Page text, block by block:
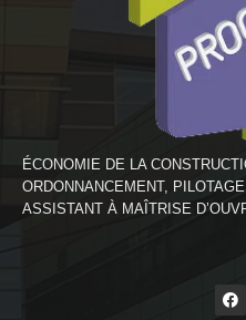
ÉCONOMIE DE LA
ORDONNANCEMENT,
ASSISTANT À MAÎTRISE